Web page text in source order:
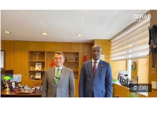
© (DR)